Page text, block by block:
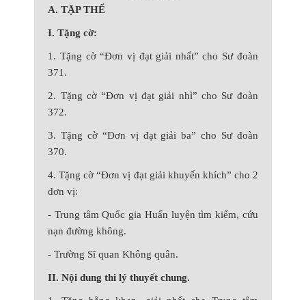
A. TẬP THỂ
I. Tặng cờ:
1. Tặng cờ “Đơn vị đạt giải nhất” cho Sư đoàn
371.
2. Tặng cờ “Đơn vị đạt giải nhì” cho Sư đoàn
372.
3. Tặng cờ “Đơn vị đạt giải ba” cho Sư đoàn
370.
4. Tặng cờ “Đơn vị đạt giải khuyến khích” cho 2
đơn vị:
- Trung tâm Quốc gia Huấn luyện tìm kiếm, cứu
nạn đường không.
- Trường Sĩ quan Không quân.
II. Nội dung thi lý thuyết chung.